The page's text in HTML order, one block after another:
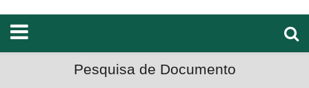
Pesquisa de Documento